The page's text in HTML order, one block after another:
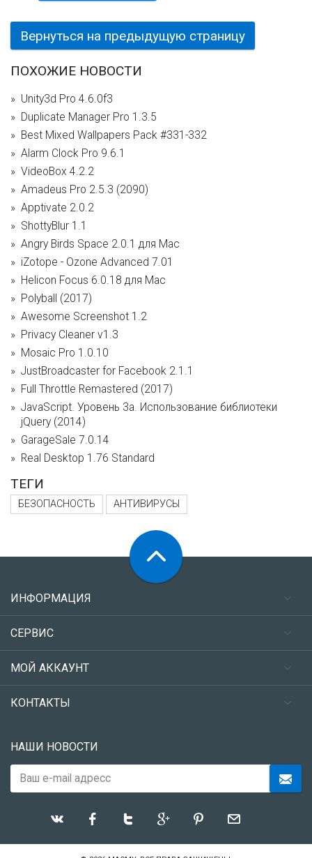
Вернуться на предыдущую страницу
ПОХОЖИЕ НОВОСТИ
Unity3d Pro 4.6.0f3
Duplicate Manager Pro 1.3.5
Best Mixed Wallpapers Pack #331-332
Alarm Clock Pro 9.6.1
VideoBox 4.2.2
Amadeus Pro 2.5.3 (2090)
Apptivate 2.0.2
ShottyBlur 1.1
Angry Birds Space 2.0.1 для Mac
iZotope - Ozone Advanced 7.01
Helicon Focus 6.0.18 для Mac
Polyball (2017)
Awesome Screenshot 1.2
Privacy Cleaner v1.3
Mosaic Pro 1.0.10
JustBroadcaster for Facebook 2.1.1
Full Throttle Remastered (2017)
JavaScript. Уровень 3а. Использование библиотеки
jQuery (2014)
GarageSale 7.0.14
Real Desktop 1.76 Standard
ТЕГИ
БЕЗОПАСНОСТЬ АНТИВИРУСЫ
ИНФОРМАЦИЯ
СЕРВИС
МОЙ АККАУНТ
КОНТАКТЫ
НАШИ НОВОСТИ